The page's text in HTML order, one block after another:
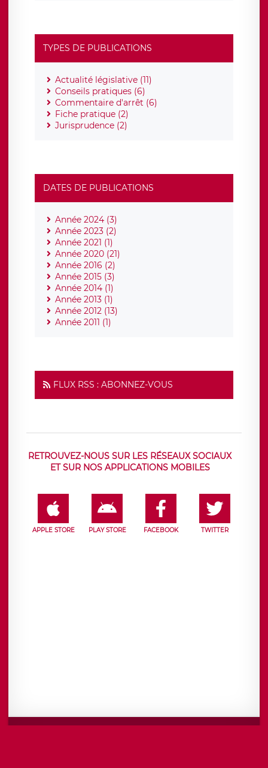
TYPES DE PUBLICATIONS
Actualité législative (11)
Conseils pratiques (6)
Commentaire d'arrêt (6)
Fiche pratique (2)
Jurisprudence (2)
DATES DE PUBLICATIONS
Année 2024 (3)
Année 2023 (2)
Année 2021 (1)
Année 2020 (21)
Année 2016 (2)
Année 2015 (3)
Année 2014 (1)
Année 2013 (1)
Année 2012 (13)
Année 2011 (1)
FLUX RSS : ABONNEZ-VOUS
RETROUVEZ-NOUS SUR LES RÉSEAUX SOCIAUX
ET SUR NOS APPLICATIONS MOBILES
APPLE STORE PLAY STORE FACEBOOK TWITTER